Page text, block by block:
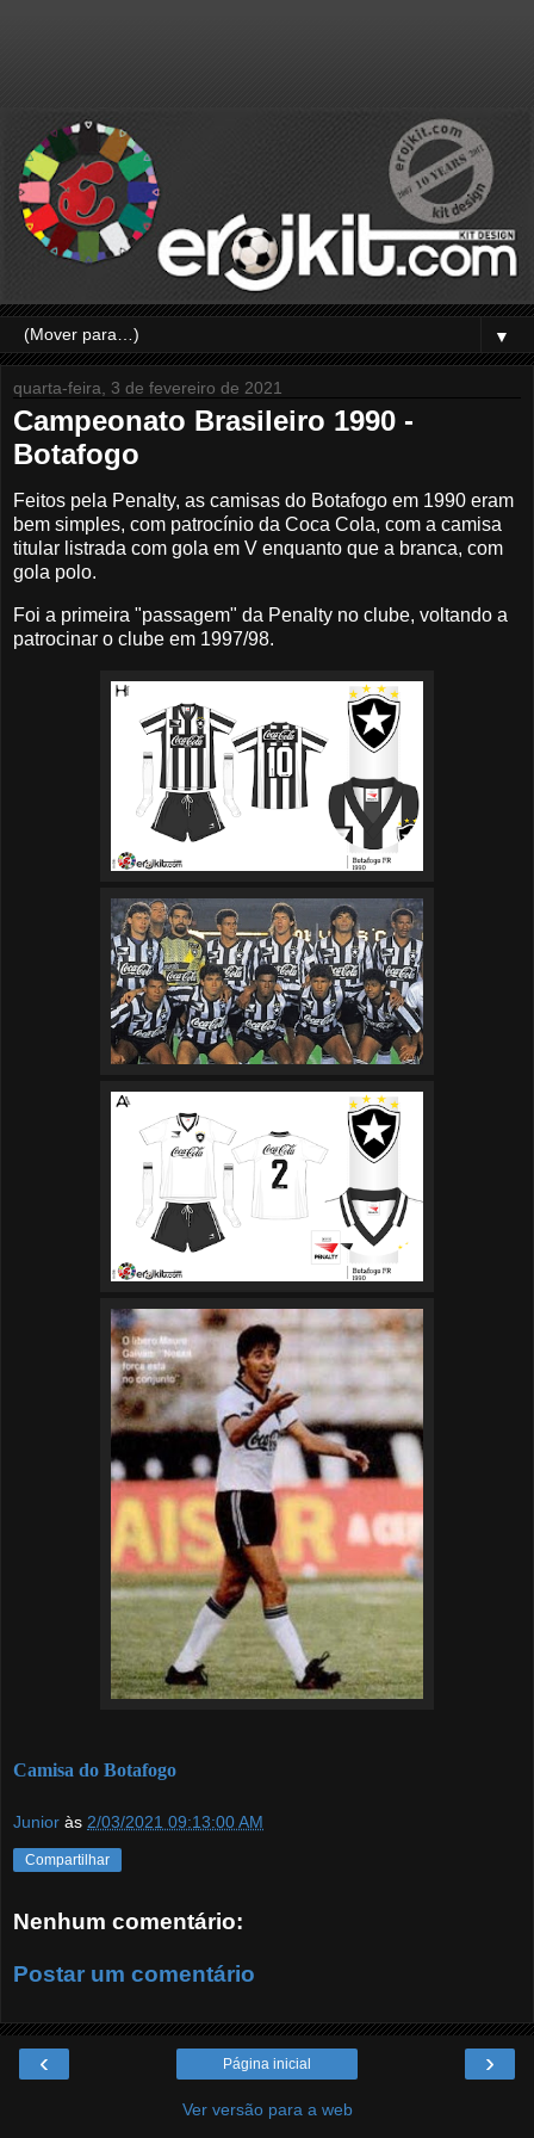
▼
quarta-feira, 3 de fevereiro de 2021
Campeonato Brasileiro 1990 -
Botafogo
Feitos pela Penalty, as camisas do Botafogo em 1990 eram
bem simples, com patrocínio da Coca Cola, com a camisa
titular listrada com gola em V enquanto que a branca, com
gola polo.
Foi a primeira "passagem" da Penalty no clube, voltando a
patrocinar o clube em 1997/98.
Camisa do Botafogo
Junior às 2/03/2021 09:13:00 AM
Compartilhar
Nenhum comentário:
Postar um comentário
‹ ›
Página inicial
Ver versão para a web